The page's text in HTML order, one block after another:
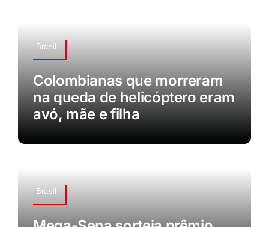
Brasil
Colombianas que morreram
na queda de helicóptero eram
avó, mãe e filha
Brasil